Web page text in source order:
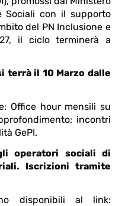
Sociali con il supporto
del PN Inclusione e
il ciclo terminerà a
terrà il 10 Marzo dalle
Office hour mensili su
incontri
GePI.
operatori sociali di
Iscrizioni tramite
disponibili al link: